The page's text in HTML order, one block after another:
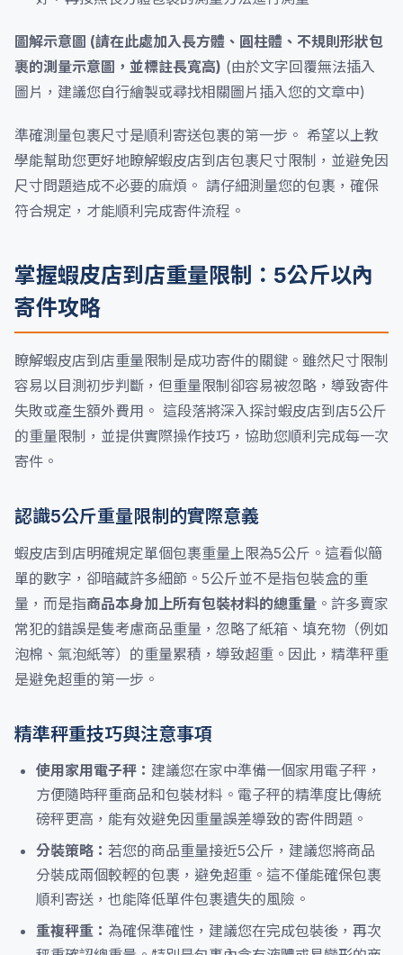
圖解示意圖 (請在此處加入長方體、圓柱體、不規則形狀包
裹的測量示意圖，並標註長寬高) (由於文字回覆無法插入
圖片，建議您自行繪製或尋找相關圖片插入您的文章中)
準確測量包裹尺寸是順利寄送包裹的第一步。 希望以上教
學能幫助您更好地瞭解蝦皮店到店包裹尺寸限制，並避免因
尺寸問題造成不必要的麻煩。 請仔細測量您的包裹，確保
符合規定，才能順利完成寄件流程。
掌握蝦皮店到店重量限制：5公斤以內
寄件攻略
瞭解蝦皮店到店重量限制是成功寄件的關鍵。雖然尺寸限制
容易以目測初步判斷，但重量限制卻容易被忽略，導致寄件
失敗或產生額外費用。 這段落將深入探討蝦皮店到店5公斤
的重量限制，並提供實際操作技巧，協助您順利完成每一次
寄件。
認識5公斤重量限制的實際意義
蝦皮店到店明確規定單個包裹重量上限為5公斤。這看似簡
單的數字，卻暗藏許多細節。5公斤並不是指包裝盒的重
量，而是指商品本身加上所有包裝材料的總重量 。許多賣家
常犯的錯誤是隻考慮商品重量，忽略了紙箱、填充物（例如
泡棉、氣泡紙等）的重量累積，導致超重。因此，精準秤重
是避免超重的第一步。
精準秤重技巧與注意事項
使用家用電子秤： 建議您在家中準備一個家用電子秤，
方便隨時秤重商品和包裝材料。電子秤的精準度比傳統
磅秤更高，能有效避免因重量誤差導致的寄件問題。
分裝策略： 若您的商品重量接近5公斤，建議您將商品
分裝成兩個較輕的包裹，避免超重。這不僅能確保包裹
順利寄送，也能降低單件包裹遺失的風險。
重複秤重： 為確保準確性，建議您在完成包裝後，再次